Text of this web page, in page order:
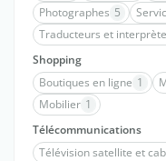
Photographes 5
Traducteurs et
Shopping
Boutiques en ligne 1
Mobilier 1
Télécommunications
Télévision satellite et